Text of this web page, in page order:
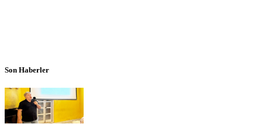
Son Haberler